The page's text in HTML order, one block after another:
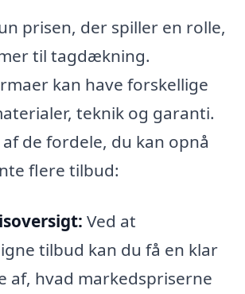
prisen, der spiller en rolle,
til tagdækning.
kan have forskellige
teknik og garanti.
de fordele, du kan opnå
flere tilbud:
Ved at
tilbud kan du få en klar
af, hvad markedspriserne